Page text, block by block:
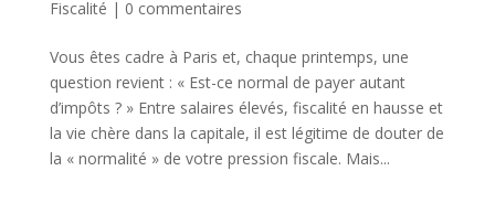
Fiscalité | 0 commentaires
Vous êtes cadre à Paris et, chaque printemps, une
question revient : « Est-ce normal de payer autant
d’impôts ? » Entre salaires élevés, fiscalité en hausse et
la vie chère dans la capitale, il est légitime de douter de
la « normalité » de votre pression fiscale. Mais...